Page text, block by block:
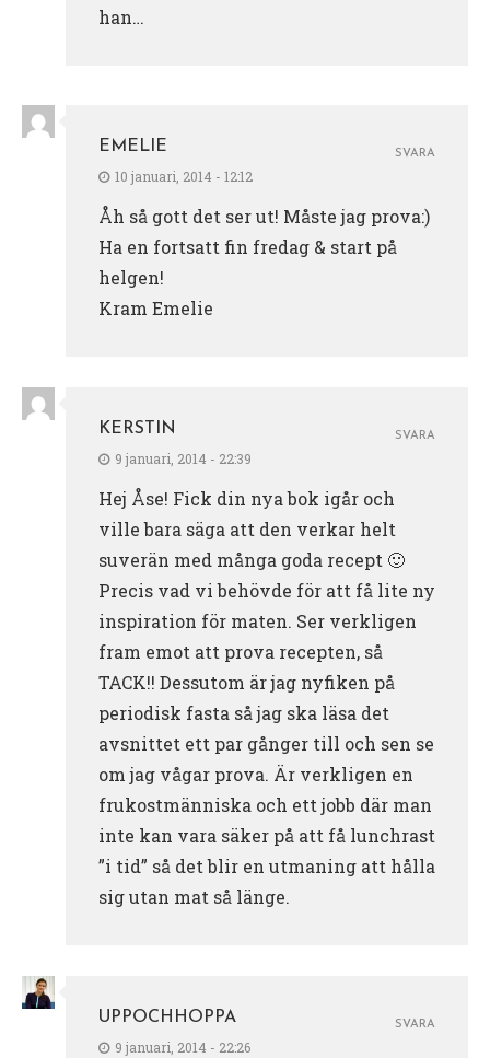
han…
EMELIE
10 januari, 2014 - 12:12
Åh så gott det ser ut! Måste jag prova:)
Ha en fortsatt fin fredag & start på
helgen!
Kram Emelie
SVARA
KERSTIN
9 januari, 2014 - 22:39
Hej Åse! Fick din nya bok igår och
ville bara säga att den verkar helt
suverän med många goda recept 🙂
Precis vad vi behövde för att få lite ny
inspiration för maten. Ser verkligen
fram emot att prova recepten, så
TACK!! Dessutom är jag nyfiken på
periodisk fasta så jag ska läsa det
avsnittet ett par gånger till och sen se
om jag vågar prova. Är verkligen en
frukostmänniska och ett jobb där man
inte kan vara säker på att få lunchrast
”i tid” så det blir en utmaning att hålla
sig utan mat så länge.
SVARA
UPPOCHHOPPA
9 januari, 2014 - 22:26
SVARA